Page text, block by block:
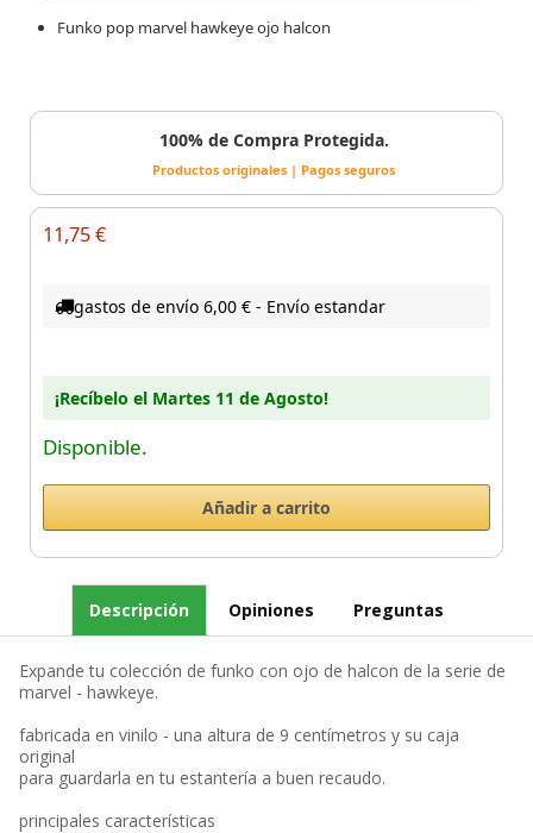
Funko pop marvel hawkeye ojo halcon
100% de Compra Protegida.
Productos originales | Pagos seguros
11,75 €
gastos de envío 6,00 € - Envío estandar
¡Recíbelo el Martes 11 de Agosto!
Disponible.
Descripción Opiniones Preguntas
Expande tu colección de funko con ojo de halcon de la serie de
marvel - hawkeye.
fabricada en vinilo - una altura de 9 centímetros y su caja
original
para guardarla en tu estantería a buen recaudo.
principales características